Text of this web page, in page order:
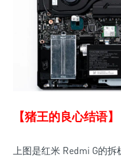
【猪王的良心结语】
上图是红米 Redmi G的